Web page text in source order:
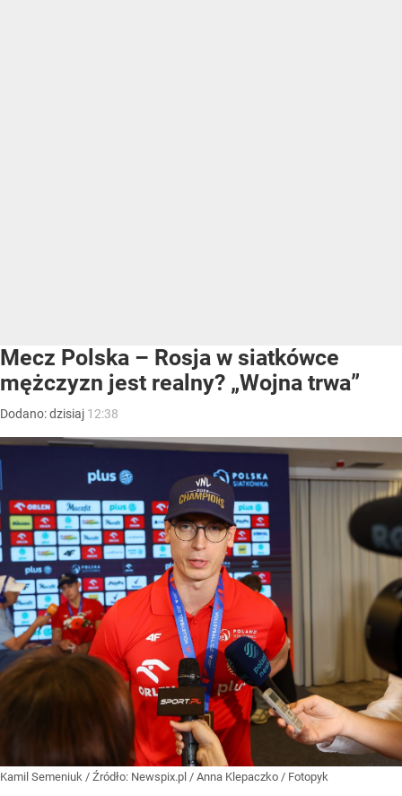
Mecz Polska – Rosja w siatkówce
mężczyzn jest realny? „Wojna trwa”
Dodano:dzisiaj 12:38
Kamil Semeniuk / Źródło: Newspix.pl / Anna Klepaczko / Fotopyk